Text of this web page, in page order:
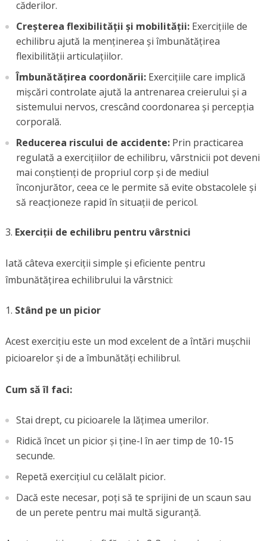
căderilor.
Creșterea flexibilității și mobilității:Exercițiile de
echilibru ajută la menținerea și îmbunătățirea
flexibilității articulațiilor.
Îmbunătățirea coordonării:Exercițiile care implică
mișcări controlate ajută la antrenarea creierului și a
sistemului nervos, crescând coordonarea și percepția
corporală.
Reducerea riscului de accidente:Prin practicarea
regulată a exercițiilor de echilibru, vârstnicii pot deveni
mai conștienți de propriul corp și de mediul
înconjurător, ceea ce le permite să evite obstacolele și
să reacționeze rapid în situații de pericol.
Exerciții de echilibru pentru vârstnici
Iată câteva exerciții simple și eficiente pentru
îmbunătățirea echilibrului la vârstnici:
Stând pe un picior
Acest exercițiu este un mod excelent de a întări mușchii
picioarelor și de a îmbunătăți echilibrul.
Cum să îl faci:
Stai drept, cu picioarele la lățimea umerilor.
Ridică încet un picior și ține-l în aer timp de 10-15
secunde.
Repetă exercițiul cu celălalt picior.
Dacă este necesar, poți să te sprijini de un scaun sau
de un perete pentru mai multă siguranță.